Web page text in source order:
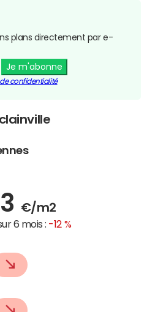
plans directement par e-
Je m'abonne
confidentialité
€/m2
6 mois : -12 %